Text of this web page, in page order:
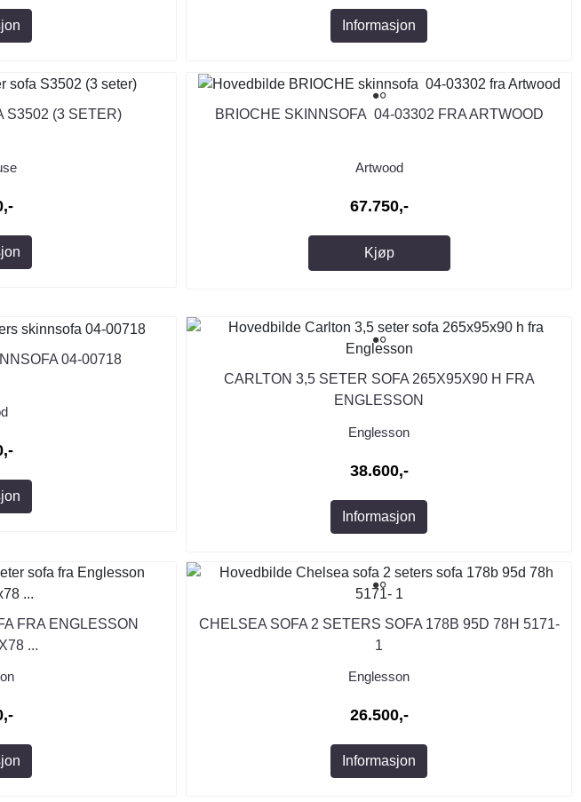
Informasjon
S3502 (3 SETER) BRIOCHE SKINNSOFA 04-03302 FRA ARTWOOD
Artwood
67.750,-
Kjøp
04-00718
CARLTON 3,5 SETER SOFA 265X95X90 H FRA
ENGLESSON
Englesson
38.600,-
Informasjon
FRA ENGLESSON
...
CHELSEA SOFA 2 SETERS SOFA 178B 95D 78H 5171-
1
Englesson
26.500,-
Informasjon